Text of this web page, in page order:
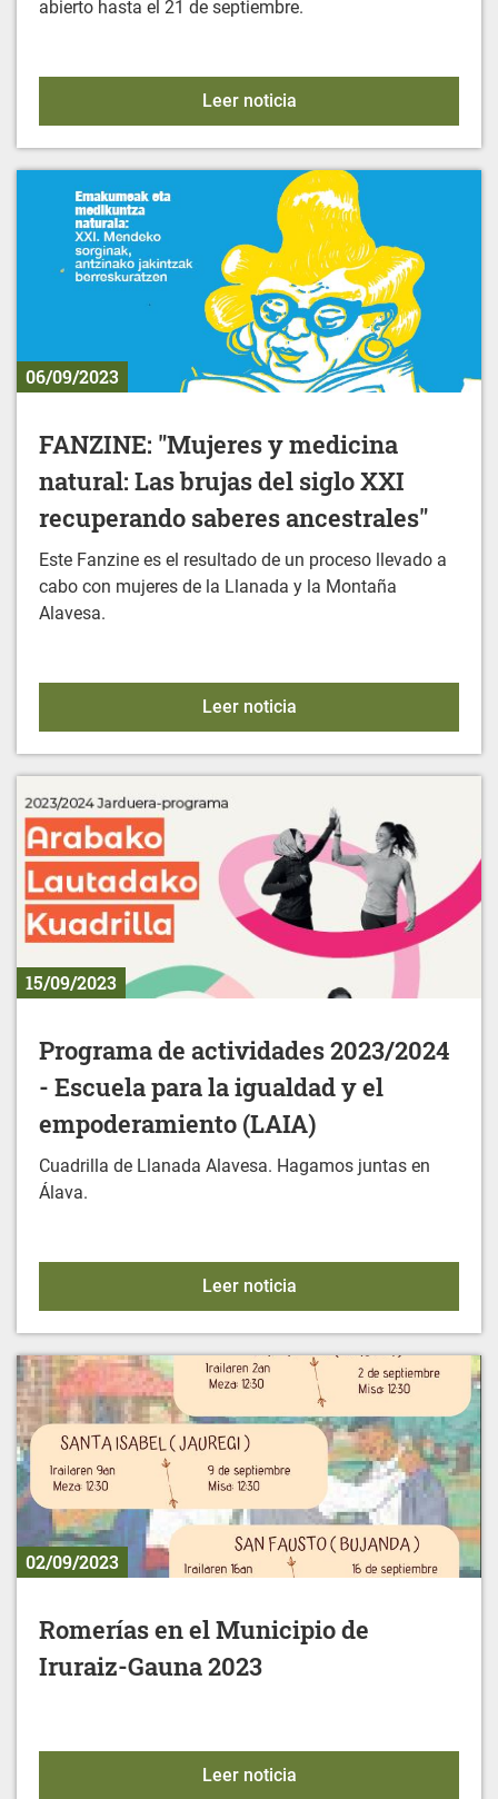
abierto hasta el 21 de septiembre.
Leer noticiaACTIVIDADES
06/09/2023
FANZINE: "Mujeres y medicina
natural: Las brujas del siglo XXI
recuperando saberes ancestrales"
Este Fanzine es el resultado de un proceso llevado a
cabo con mujeres de la Llanada y la Montaña
Alavesa.
Leer noticiaFANZINE: "Mujeres y
15/09/2023
Programa de actividades 2023/2024
- Escuela para la igualdad y el
empoderamiento (LAIA)
Cuadrilla de Llanada Alavesa. Hagamos juntas en
Álava.
Leer noticiaPrograma de
02/09/2023
Romerías en el Municipio de
Iruraiz-Gauna 2023
Leer noticiaRomerías en el